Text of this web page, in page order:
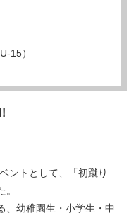
15）
ントとして、「初蹴り
幼稚園生・小学生・中